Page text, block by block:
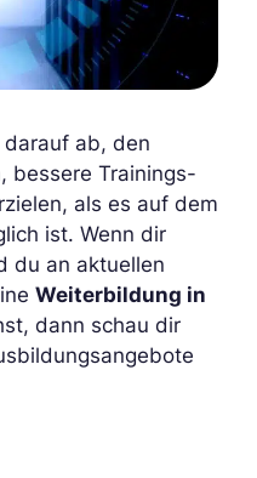
ab, den
bessere Trainings-
als es auf dem
ist. Wenn dir
du an aktuellen
Weiterbildung in
dann schau dir